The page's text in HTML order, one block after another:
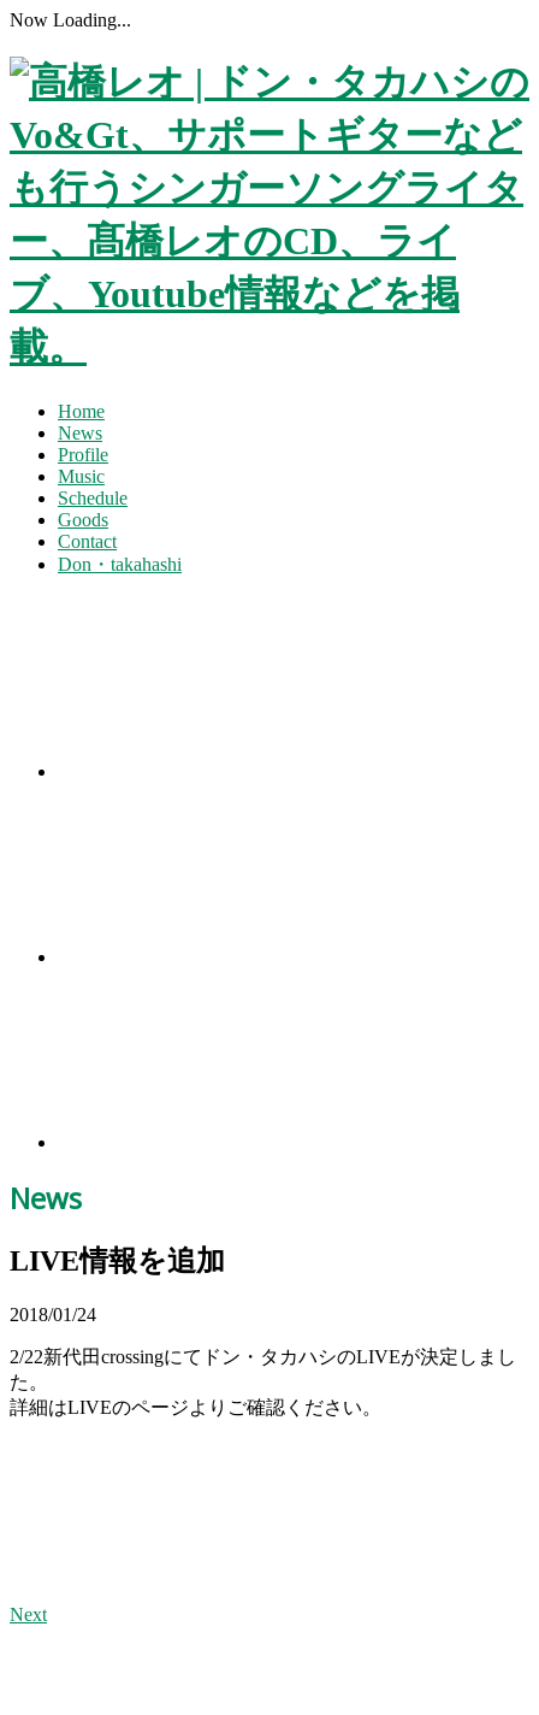
Now Loading...
Home
News
Profile
Music
Schedule
Goods
Contact
Don・takahashi
News
LIVE情報を追加
2018/01/24
2/22新代田crossingにてドン・タカハシのLIVEが決定しまし
た。
詳細はLIVEのページよりご確認ください。
Next